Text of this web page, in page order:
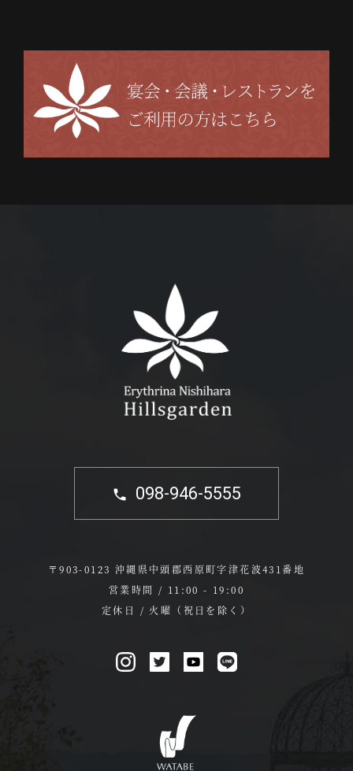
098-946-5555
〒903-0123 沖縄県中頭郡西原町字津花波431番地
営業時間 / 11:00 - 19:00
定休日 / 火曜（祝日を除く）